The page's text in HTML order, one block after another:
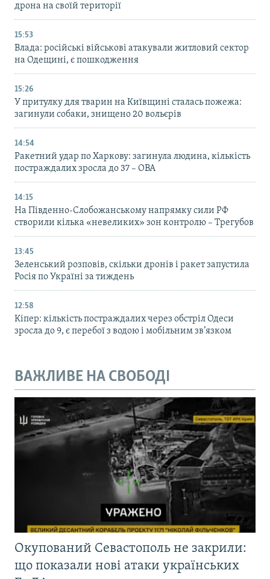
дрона на своїй території
15:53
Влада: російські військові атакували житловий сектор
на Одещині, є пошкодження
15:26
У притулку для тварин на Київщині сталась пожежа:
загинули собаки, знищено 20 вольєрів
14:54
Ракетний удар по Харкову: загинула людина, кількість
постраждалих зросла до 37 – ОВА
14:15
На Південно-Слобожанському напрямку сили РФ
створили кілька «невеликих» зон контролю – Трегубов
13:45
Зеленський розповів, скільки дронів і ракет запустила
Росія по Україні за тиждень
12:58
Кіпер: кількість постраждалих через обстріл Одеси
зросла до 9, є перебої з водою і мобільним зв’язком
ВАЖЛИВЕ НА СВОБОДІ
Окупований Севастополь не закрили:
що показали нові атаки українських